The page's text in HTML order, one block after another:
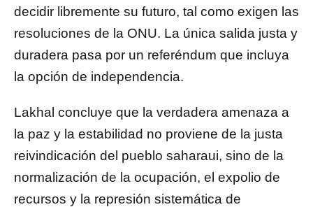
decidir libremente su futuro, tal como exigen las
resoluciones de la ONU. La única salida justa y
duradera pasa por un referéndum que incluya
la opción de independencia.
Lakhal concluye que la verdadera amenaza a
la paz y la estabilidad no proviene de la justa
reivindicación del pueblo saharaui, sino de la
normalización de la ocupación, el expolio de
recursos y la represión sistemática de